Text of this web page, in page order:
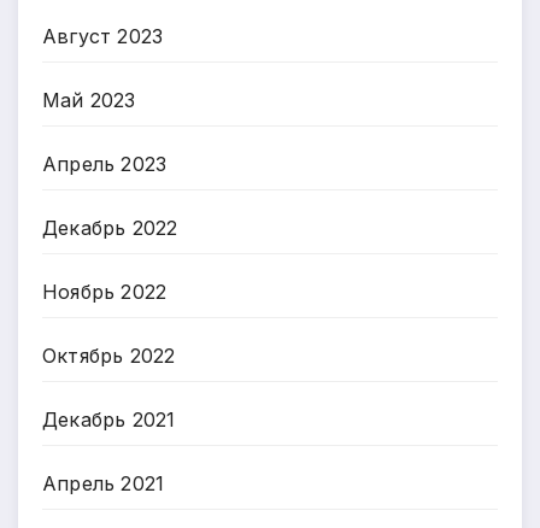
Август 2023
Май 2023
Апрель 2023
Декабрь 2022
Ноябрь 2022
Октябрь 2022
Декабрь 2021
Апрель 2021